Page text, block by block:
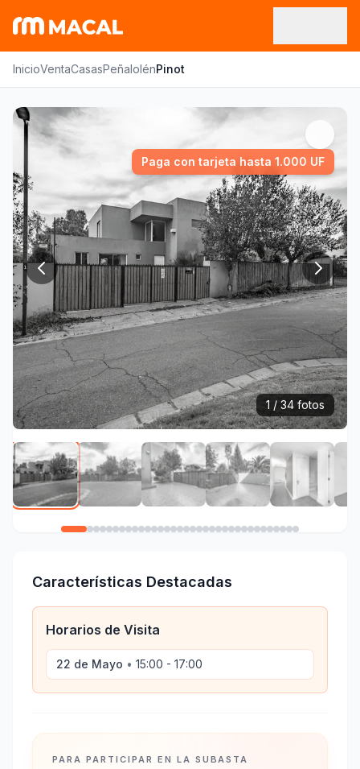
InicioVentaCasasPeñalolénPinot
1 / 34 fotos
Paga con tarjeta hasta 1.000 UF
Características Destacadas
Horarios de Visita
22 de Mayo • 15:00 - 17:00
PARA PARTICIPAR EN LA SUBASTA